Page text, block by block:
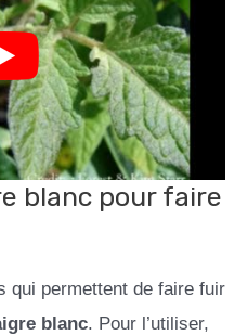
blanc pour faire
qui permettent de faire fuir
blanc. Pour l’utiliser,